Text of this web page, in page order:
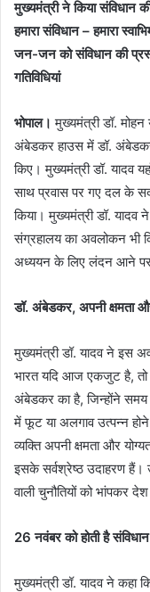
मुख्यमंत्री ने किया संविधान
हमारा संविधान – हमारा
जन-जन को संविधान की
गतिविधियां
भोपाल। मुख्यमंत्री डॉ.
अंबेडकर हाउस में डॉ. अंबेडकर
किए। मुख्यमंत्री डॉ. यादव
साथ प्रवास पर गए दल के
किया। मुख्यमंत्री डॉ. यादव
संग्रहालय का अवलोकन भी
अध्ययन के लिए लंदन आने पर
डॉ. अंबेडकर, अपनी क्षमता
मुख्यमंत्री डॉ. यादव ने इस
भारत यदि आज एकजुट है, तो
अंबेडकर का है, जिन्होंने समय
में फूट या अलगाव उत्पन्न होने
व्यक्ति अपनी क्षमता और
इसके सर्वश्रेष्ठ उदाहरण हैं।
वाली चुनौतियों को भांपकर
26 नवंबर को होती है
मुख्यमंत्री डॉ. यादव ने कहा